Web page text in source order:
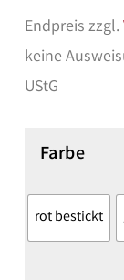
Endpreis zzgl.
keine
UStG
Farbe
rot bestickt